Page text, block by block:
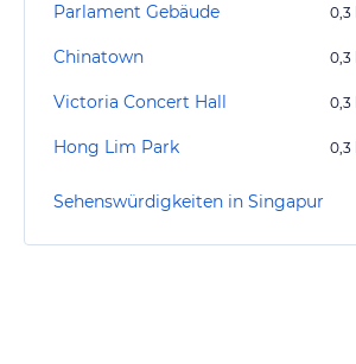
Parlament Gebäude 0,3
Chinatown 0,3
Victoria Concert Hall 0,3
Hong Lim Park 0,3
Sehenswürdigkeiten in Singapur